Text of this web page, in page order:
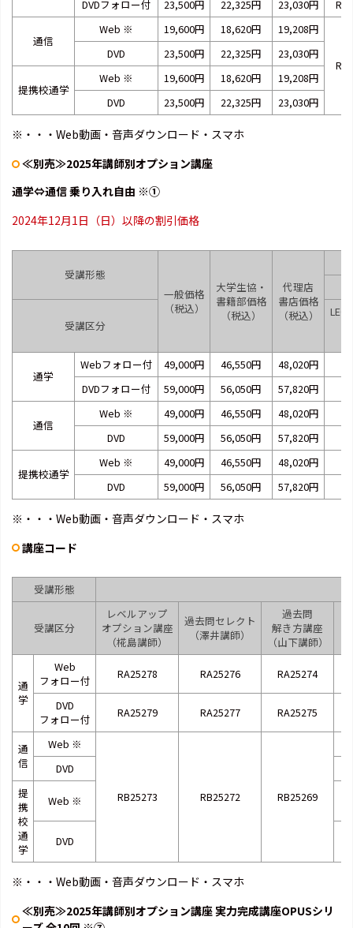
DVDフォロー付
23,500円 22,325円 23,030円
通信
Web ※ 19,600円 18,620円 19,208円
DVD 23,500円 22,325円 23,030円
提携校通学
Web ※ 19,600円 18,620円
19,208円
DVD
23,500円 22,325円 23,030円
※・・・Web動画・音声ダウンロード・スマホ
≪別売≫2025年講師別オプション講座
通学⇔通信 乗り入れ自由 ※①
2024年12月1日（日）以降の割引価格
受講形態
一般価格
（税込）
大学生協・
書籍部価格
（税込）
代理店
書店価格
（税込）
受講区分
LEC
通学
Webフォロー付 49,000円 46,550円
48,020円
DVDフォロー付
59,000円 56,050円 57,820円
通信
Web ※ 49,000円 46,550円
48,020円
DVD
59,000円 56,050円 57,820円
提携校通学
Web ※ 49,000円 46,550円
48,020円
DVD
59,000円 56,050円 57,820円
※・・・Web動画・音声ダウンロード・スマホ
講座コード
受講形態
受講区分
レベルアップ
オプション講座
（椛島講師）
過去問セレクト
（澤井講師）
過去問
解き方講座
（山下講師）
通
学
Web
フォロー付
RA25278 RA25276 RA25274
DVD
フォロー付
RA25279 RA25277 RA25275
通
信
Web ※
RB25273 RB25272 RB25269
DVD
提
携
校
通
学
Web ※
DVD
※・・・Web動画・音声ダウンロード・スマホ
≪別売≫2025年講師別オプション講座 実力完成講座OPUSシリ